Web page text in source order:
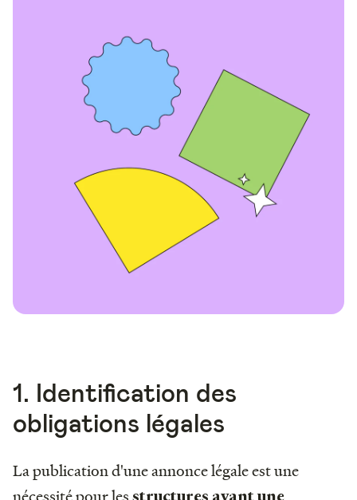
1. Identification des
obligations légales
La publication d'une annonce légale est une
nécessité pour les structures ayant une